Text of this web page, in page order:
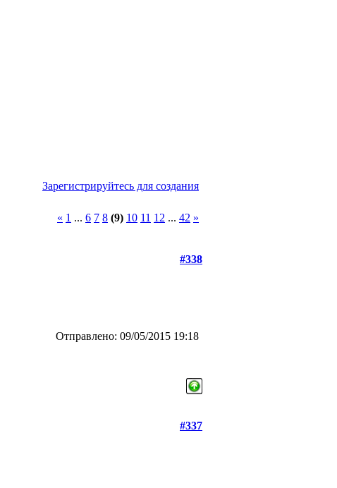
Зарегистрируйтесь для создания
« 1 ... 6 7 8 (9) 10 11 12 ... 42 »
#338
Отправлено: 09/05/2015 19:18
#337